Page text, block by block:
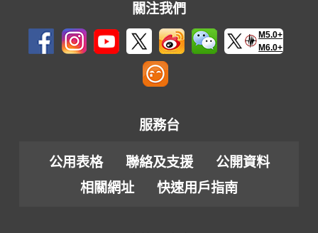
關注我們
M5.0+
M6.0+
服務台
公用表格 聯絡及支援
公開資料
相關網址
快速用戶指南